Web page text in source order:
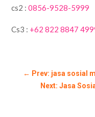
cs2 :0856-9528-5999
Cs3 : +62 822 8847
← Prev: jasa sosial
Next: Jasa